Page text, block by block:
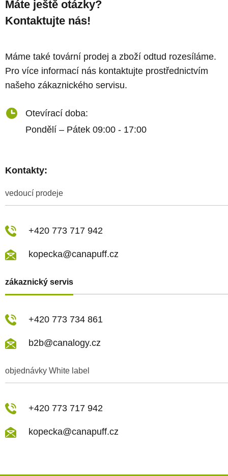
Máte ještě otázky?
Kontaktujte nás!
Máme také tovární prodej a zboží odtud rozesíláme.
Pro více informací nás kontaktujte prostřednictvím
našeho zákaznického servisu.
Otevírací doba:
Pondělí – Pátek 09:00 - 17:00
Kontakty:
zákaznický servis
vedoucí prodeje
objednávky White label
+420 773 717 942
kopecka@canapuff.cz
+420 773 734 861
b2b@canalogy.cz
+420 773 717 942
kopecka@canapuff.cz